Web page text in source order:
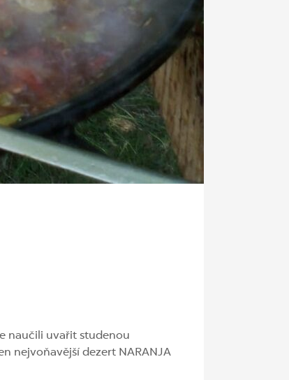
naučili uvařit studenou
nejvoňavější dezert NARANJA